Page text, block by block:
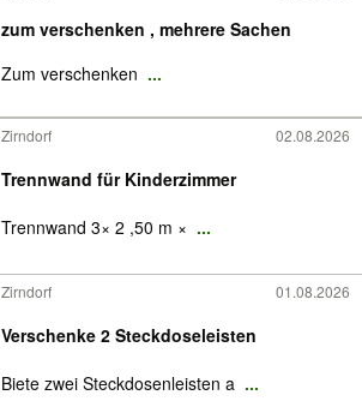
zum verschenken , mehrere Sachen
Zum verschenken ...
Zirndorf 02.08.2026
Trennwand für Kinderzimmer
Trennwand 3× 2 ,50 m × ...
Zirndorf 01.08.2026
Verschenke 2 Steckdoseleisten
Biete zwei Steckdosenleisten a ...